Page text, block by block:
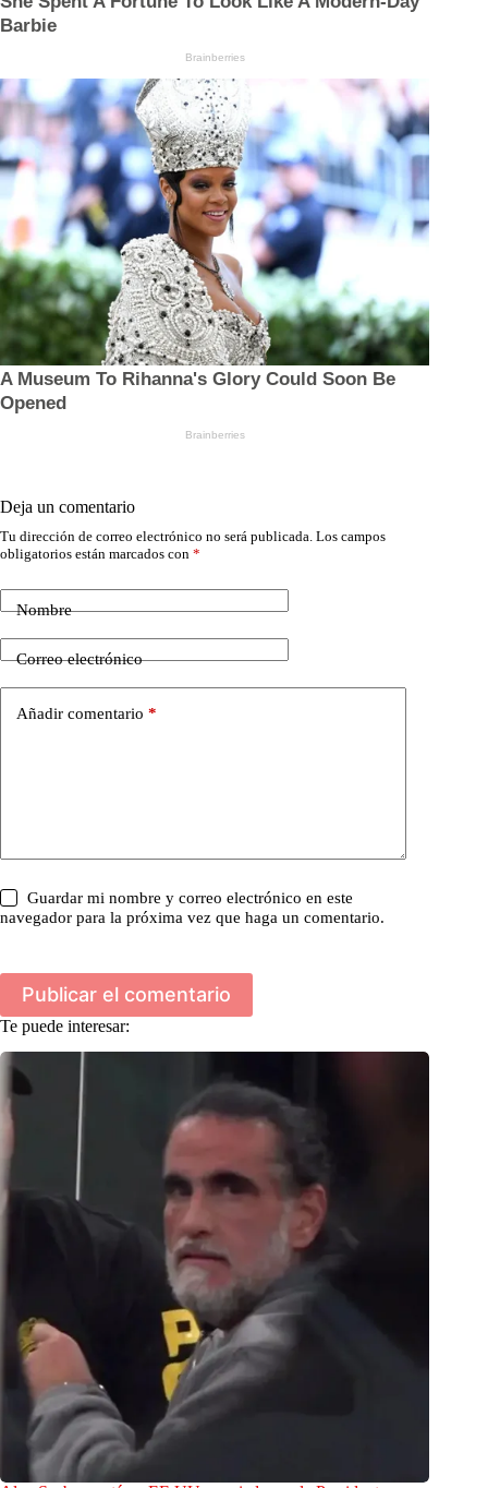
Deja un comentario
Tu dirección de correo electrónico no será publicada. Los campos
obligatorios están marcados con *
Nombre
Correo electrónico
Añadir comentario *
Guardar mi nombre y correo electrónico en este
navegador para la próxima vez que haga un comentario.
Publicar el comentario
Te puede interesar: